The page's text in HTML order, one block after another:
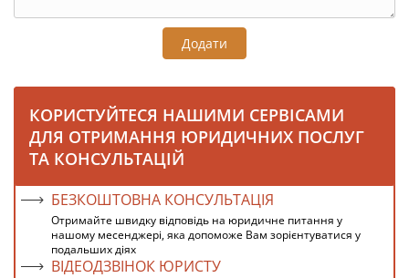
Додати
КОРИСТУЙТЕСЯ НАШИМИ СЕРВІСАМИ
ДЛЯ ОТРИМАННЯ ЮРИДИЧНИХ ПОСЛУГ
ТА КОНСУЛЬТАЦІЙ
БЕЗКОШТОВНА КОНСУЛЬТАЦІЯ
Отримайте швидку відповідь на юридичне питання у
нашому месенджері, яка допоможе Вам зорієнтуватися у
подальших діях
ВІДЕОДЗВІНОК ЮРИСТУ